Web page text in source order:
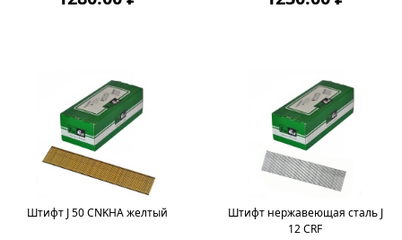
Штифт J 50 CNKHA желтый
Штифт нержавеющая сталь J
12 CRF